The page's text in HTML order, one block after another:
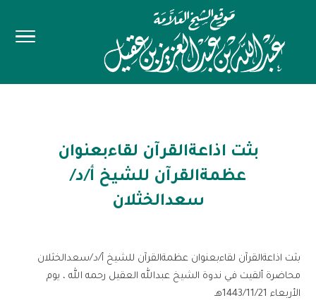
بثت اذاعةالقرآن لقاءبعنوان
عظمةالقرآن للشيخ أ/د/
سعدالخثلان
بثت اذاعةالقرآن لقاءبعنوان عظمةالقرآن للشيخ أ/د/سعدالخثلان
محاضرة ألقيت في ندوة الشيخ عبدالله العقيل رحمه الله ، يوم
الأربعاء 1443/11/21هـ